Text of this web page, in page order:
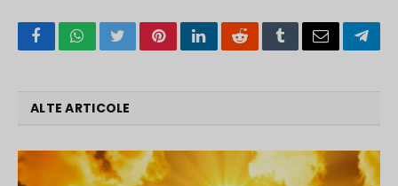
FacebookWhatsApp
TwitterPinterestLinkedInRedditTumblrEmail
ALTE ARTICOLE